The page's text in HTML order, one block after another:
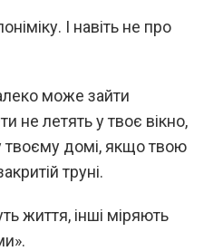
І навіть не про
може зайти
не летять у твоє вікно,
твоєму домі, якщо твою
труні.
життя, інші міряють